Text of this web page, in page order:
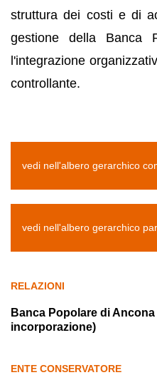
struttura dei costi e di
gestione della Banca
l'integrazione
controllante.
vedi nell'albero gerarchico
vedi nell'albero gerarchico
RELAZIONI
Banca Popolare di
incorporazione)
ENTE CONSERVATORE